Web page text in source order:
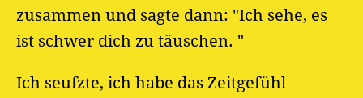
zusammen und sagte dann: "Ich sehe, es
ist schwer dich zu täuschen. "
Ich seufzte, ich habe das Zeitgefühl